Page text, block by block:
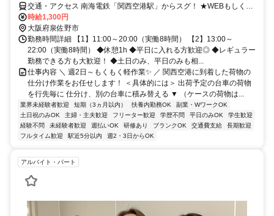
交通・アクセス 南海電鉄「関西空港駅」からスグ！ ★WEBもしくは
対面、面接方法選択OK！
時給1,300円
大阪府泉佐野市
勤務時間詳細 【1】11:00～20:00（実働8時間） 【2】13:00～
22:00（実働8時間） ◆休憩1h ◆平日に入れる方歓迎◎ ◆レギュラー
勤務できる方も大歓迎！ ◆土日のみ、平日のみも相...
仕事内容 ＼ 週2日～もくもく軽作業✨ ／ 関西空港に到着した荷物の
仕分け作業をお任せします！ ＜具体的には＞ 出荷予定の台車の荷物
を行先毎に 仕分け、別の台車に積み替える ▼ （ケースの荷物は...
業界未経験者歓迎 短期（3ヵ月以内） 扶養内勤務OK
副業・WワークOK
土日祝のみOK
主婦・主夫歓迎 フリーター歓迎 学歴不問 平日のみOK
学生歓迎
経験不問
未経験者歓迎 週払いOK 研修あり ブランクOK 交通費支給
長期歓迎
フルタイム歓迎
駅近5分以内 週2・3日からOK
アルバイト・パート